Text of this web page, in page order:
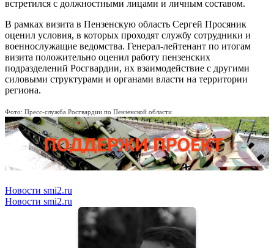
встретился с должностными лицами и личным составом.
В рамках визита в Пензенскую область Сергей Просяник
оценил условия, в которых проходят службу сотрудники и
военнослужащие ведомства. Генерал-лейтенант по итогам
визита положительно оценил работу пензенских
подразделений Росгвардии, их взаимодействие с другими
силовыми структурами и органами власти на территории
региона.
Фото: Пресс-служба Росгвардии по Пензенской области
Новости smi2.ru
Новости smi2.ru